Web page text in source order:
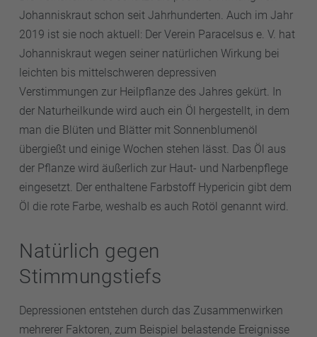
Johanniskraut schon seit Jahrhunderten. Auch im Jahr
2019 ist sie noch aktuell: Der Verein Paracelsus e. V. hat
Johanniskraut wegen seiner natürlichen Wirkung bei
leichten bis mittelschweren depressiven
Verstimmungen zur Heilpflanze des Jahres gekürt. In
der Naturheilkunde wird auch ein Öl hergestellt, in dem
man die Blüten und Blätter mit Sonnenblumenöl
übergießt und einige Wochen stehen lässt. Das Öl aus
der Pflanze wird äußerlich zur Haut- und Narbenpflege
eingesetzt. Der enthaltene Farbstoff Hypericin gibt dem
Öl die rote Farbe, weshalb es auch Rotöl genannt wird.
Natürlich gegen
Stimmungstiefs
Depressionen entstehen durch das Zusammenwirken
mehrerer Faktoren, zum Beispiel belastende Ereignisse